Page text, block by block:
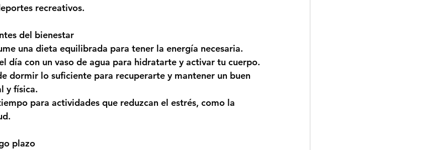
recreativos.
del bienestar
una dieta equilibrada para tener la energía necesaria.
día con un vaso de agua para hidratarte y activar tu cuerpo.
dormir lo suficiente para recuperarte y mantener un buen
y física.
para actividades que reduzcan el estrés, como la
plazo